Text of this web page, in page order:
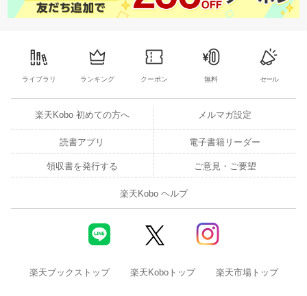
ライブラリ ランキング クーポン 無料 セール
楽天Kobo 初めての方へ メルマガ設定
読書アプリ 電子書籍リーダー
領収書を発行する ご意見・ご要望
楽天Kobo ヘルプ
楽天ブックストップ 楽天Koboトップ 楽天市場トップ